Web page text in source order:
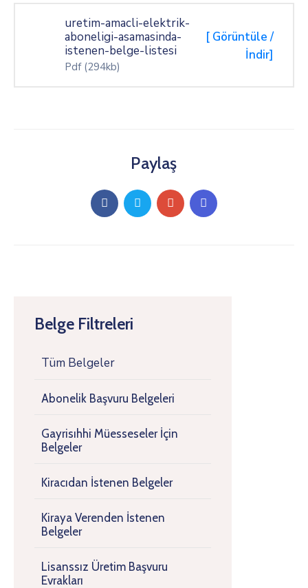
Belge Filtreleri
Tüm Belgeler
Abonelik Başvuru Belgeleri
Gayrisıhhi Müesseseler İçin
Belgeler
Kiracıdan İstenen Belgeler
Kiraya Verenden İstenen
Belgeler
Lisanssız Üretim Başvuru
Evrakları
uretim-amacli-elektrik-
aboneligi-asamasinda-
istenen-belge-listesi
Pdf (294kb)
[ Görüntüle /
İndir]
Paylaş